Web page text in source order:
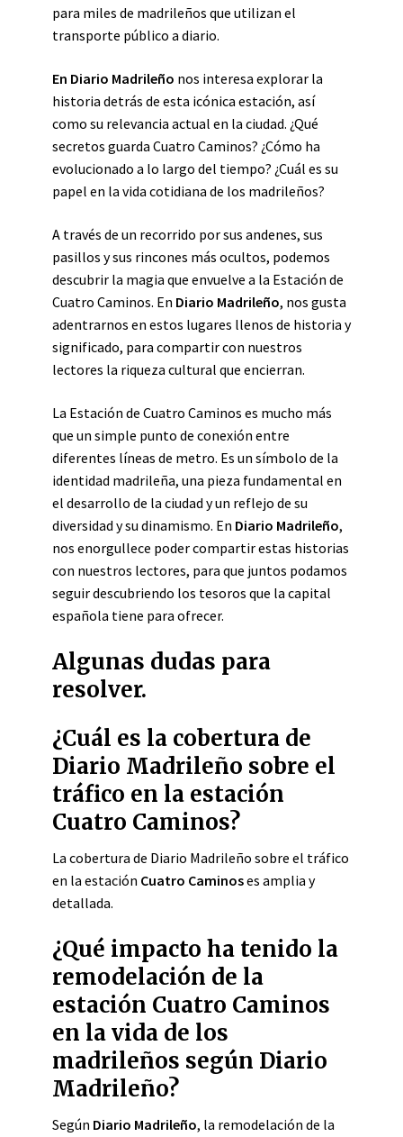
para miles de madrileños que utilizan el
transporte público a diario.
En Diario Madrileño nos interesa explorar la
historia detrás de esta icónica estación, así
como su relevancia actual en la ciudad. ¿Qué
secretos guarda Cuatro Caminos? ¿Cómo ha
evolucionado a lo largo del tiempo? ¿Cuál es su
papel en la vida cotidiana de los madrileños?
A través de un recorrido por sus andenes, sus
pasillos y sus rincones más ocultos, podemos
descubrir la magia que envuelve a la Estación de
Cuatro Caminos. En Diario Madrileño, nos gusta
adentrarnos en estos lugares llenos de historia y
significado, para compartir con nuestros
lectores la riqueza cultural que encierran.
La Estación de Cuatro Caminos es mucho más
que un simple punto de conexión entre
diferentes líneas de metro. Es un símbolo de la
identidad madrileña, una pieza fundamental en
el desarrollo de la ciudad y un reflejo de su
diversidad y su dinamismo. En Diario Madrileño,
nos enorgullece poder compartir estas historias
con nuestros lectores, para que juntos podamos
seguir descubriendo los tesoros que la capital
española tiene para ofrecer.
Algunas dudas para
resolver.
¿Cuál es la cobertura de
Diario Madrileño sobre el
tráfico en la estación
Cuatro Caminos?
La cobertura de Diario Madrileño sobre el tráfico
en la estación Cuatro Caminoses amplia y
detallada.
¿Qué impacto ha tenido la
remodelación de la
estación Cuatro Caminos
en la vida de los
madrileños según Diario
Madrileño?
Según Diario Madrileño, la remodelación de la